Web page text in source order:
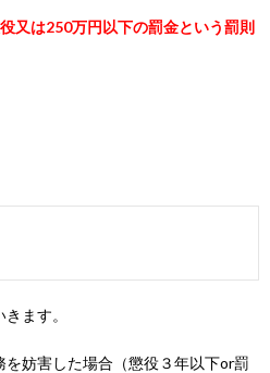
又は250万円以下の罰金という罰則
ます。
を妨害した場合（懲役３年以下or罰